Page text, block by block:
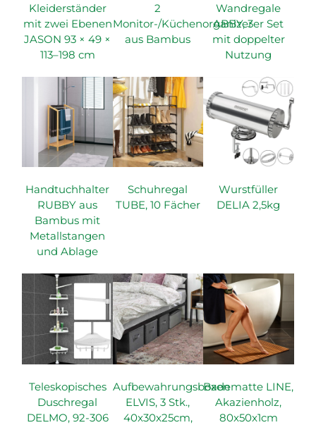
Kleiderständer
mit zwei Ebenen
JASON 93 × 49 ×
113–198 cm
2
Monitor-/Küchenorganizer
aus Bambus
Wandregale
ABBY, 3er Set
mit doppelter
Nutzung
Handtuchhalter
RUBBY aus
Bambus mit
Metallstangen
und Ablage
Schuhregal
TUBE, 10 Fächer
Wurstfüller
DELIA 2,5kg
Teleskopisches
Duschregal
DELMO, 92-306
Aufbewahrungsboxen
ELVIS, 3 Stk.,
40x30x25cm,
Badematte LINE,
Akazienholz,
80x50x1cm